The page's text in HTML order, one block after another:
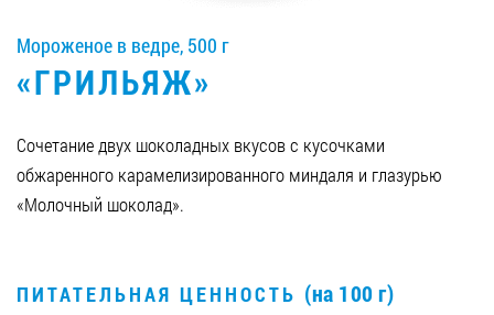
СТАТЬ ПАРТНЕРОМ
0412 42 29 23
Мороженое в ведре, 500 г
«ГРИЛЬЯЖ»
Сочетание двух шоколадных вкусов с кусочками
обжаренного карамелизированного миндаля и глазурью
«Молочный шоколад».
ПИТАТЕЛЬНАЯ ЦЕННОСТЬ (на 100 г)